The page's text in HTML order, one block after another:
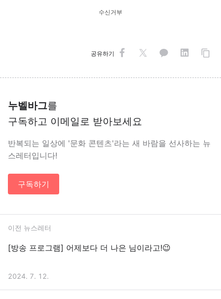
수신거부
공유하기
누벨바그를
구독하고 이메일로 받아보세요
반복되는 일상에 '문화 콘텐츠'라는 새 바람을 선사하는 뉴
스레터입니다!
구독하기
이전 뉴스레터
[방송 프로그램] 어제보다 더 나은 님이라고!😉
2024. 7. 12.